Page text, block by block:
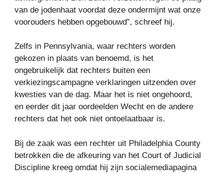
van de jodenhaat voordat deze ondermijnt wat onze
voorouders hebben opgebouwd”, schreef hij.
Zelfs in Pennsylvania, waar rechters worden
gekozen in plaats van benoemd, is het
ongebruikelijk dat rechters buiten een
verkiezingscampagne verklaringen uitzenden over
kwesties van de dag. Maar het is niet ongehoord,
en eerder dit jaar oordeelden Wecht en de andere
rechters dat het ook niet ontoelaatbaar is.
Bij de zaak was een rechter uit Philadelphia County
betrokken die de afkeuring van het Court of Judicial
Discipline kreeg omdat hij zijn socialemediapagina